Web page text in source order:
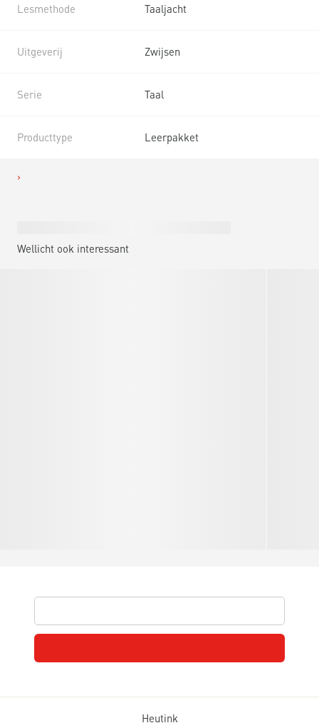
Lesmethode Taaljacht
Uitgeverij Zwijsen
Serie Taal
Producttype Leerpakket
Wellicht ook interessant
Heutink